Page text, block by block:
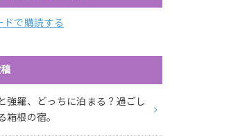
ドで購読する
強羅、どっちに泊まる？過ごし
箱根の宿。